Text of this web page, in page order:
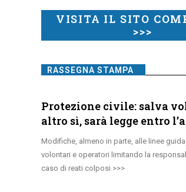
VISITA IL SITO
>>>
RASSEGNA STAMPA
Protezione civile: salva
altro sì, sarà legge entro
Modifiche, almeno in parte, alle linee guida
volontari e operatori limitando la
caso di reati colposi